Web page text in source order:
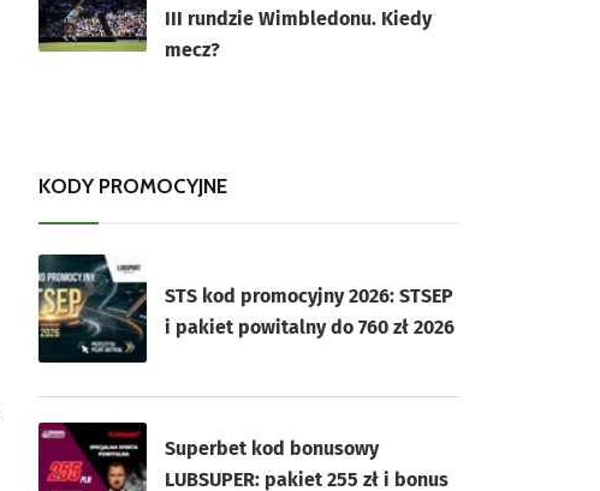
III rundzie Wimbledonu. Kiedy
mecz?
KODY PROMOCYJNE
STS kod promocyjny 2026: STSEP
i pakiet powitalny do 760 zł 2026
Superbet kod bonusowy
LUBSUPER: pakiet 255 zł i bonus